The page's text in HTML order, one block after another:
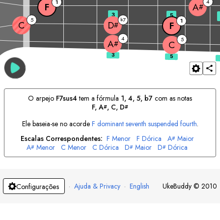
A# 4 C 5
C 5 D#
b7 F 1
F 1 A#
3 5
O arpejo F7sus4 tem a fórmula 1, 4, 5, b7 com as notas
F, A#, C, D#
Ele baseia-se no acorde F dominant seventh suspended fourth.
Escalas Correspondentes: F Menor F Dórica A# Maior
A# Menor C Menor C Dórica D# Maior D# Dórica
Configurações · Ajuda & Privacy · English UkeBuddy © 2010